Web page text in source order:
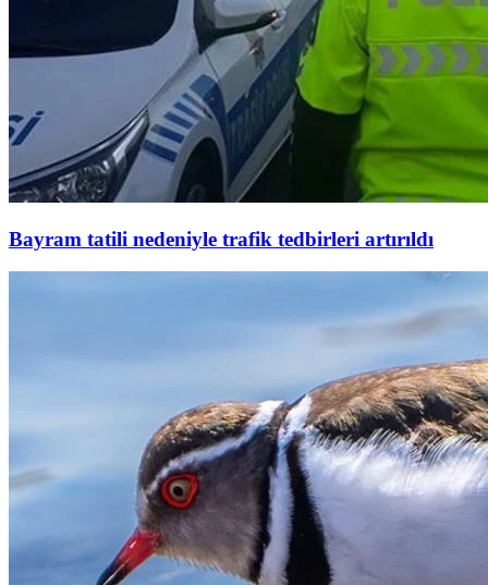
Bayram tatili nedeniyle trafik tedbirleri artırıldı